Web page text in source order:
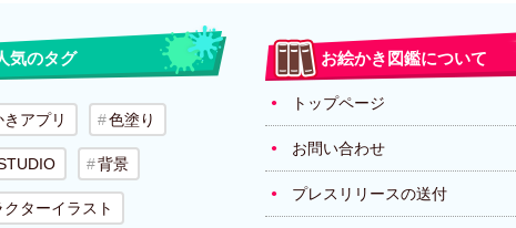
気のタグ
アプリ 色塗り
背景
ターイラスト
お絵かき図鑑について
トップページ
お問い合わせ
プレスリリースの送付